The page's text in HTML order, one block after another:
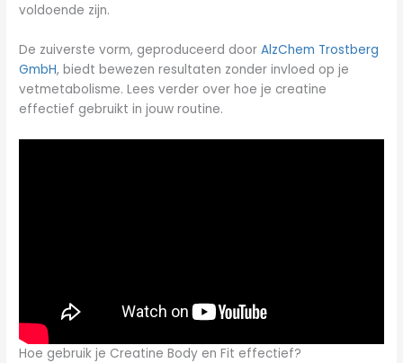
voldoende zijn.
De zuiverste vorm, geproduceerd doorAlzChem Trostberg
GmbH, biedt bewezen resultaten zonder invloed op je
vetmetabolisme. Lees verder over hoe je creatine
effectief gebruikt in jouw routine.
Hoe gebruik je Creatine Body en Fit effectief?